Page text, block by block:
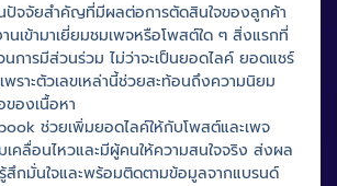
ปัจจัยสำคัญที่มีผลต่อการตัดสินใจของลูกค้า
นเข้ามาเยี่ยมชมเพจหรือโพสต์ใด ๆ สิ่งแรกที่
การมีส่วนร่วม ไม่ว่าจะเป็นยอดไลค์ ยอดแชร์
ราะตัวเลขเหล่านี้ช่วยสะท้อนถึงความนิยม
ของเนื้อหา
ช่วยเพิ่มยอดไลค์ให้กับโพสต์และเพจ
คลื่อนไหวและมีผู้คนให้ความสนใจจริง ส่งผล
รู้สึกมั่นใจและพร้อมติดตามข้อมูลจากแบรนด์